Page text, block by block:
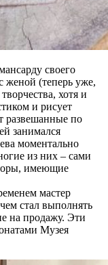
своего
женой (теперь уже,
хотя и
и рисует
развешанные по
занимался
моментально
из них – сами
имеющие
мастер
стал выполнять
на продажу. Эти
Музея